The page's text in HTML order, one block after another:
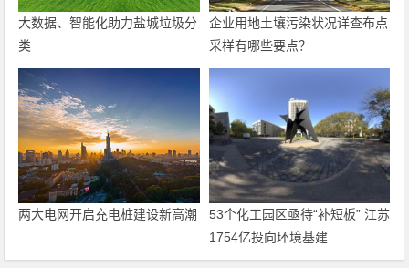
大数据、智能化助力盐城垃圾分
类
企业用地土壤污染状况详查布点
采样有哪些要点？
两大电网开启充电桩建设新高潮
53个化工园区亟待“补短板” 江苏
1754亿投向环境基建